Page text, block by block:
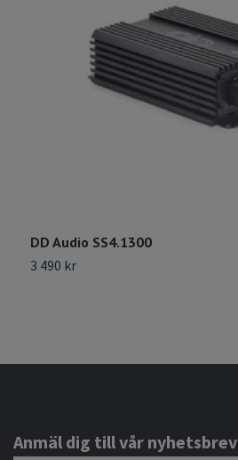
DD Audio SS4.1300
3 490 kr
Anmäl dig till vår nyhetsbrev